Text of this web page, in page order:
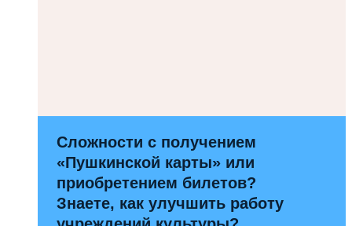
Сложности с получением
«Пушкинской карты» или
приобретением билетов?
Знаете, как улучшить работу